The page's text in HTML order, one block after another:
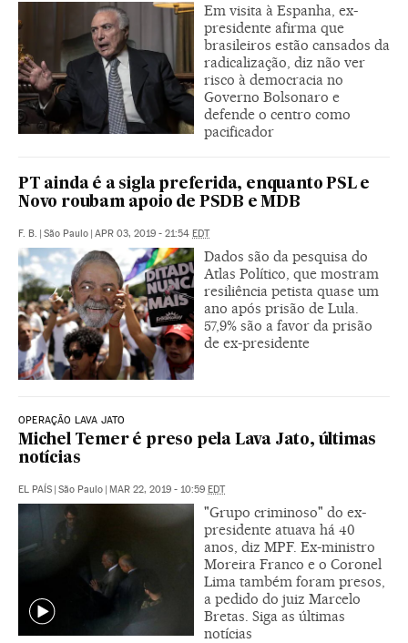
Em visita à Espanha, ex-
presidente afirma que
brasileiros estão cansados da
radicalização, diz não ver
risco à democracia no
Governo Bolsonaro e
defende o centro como
pacificador
PT ainda é a sigla preferida, enquanto PSL e
Novo roubam apoio de PSDB e MDB
F. B. | São Paulo | APR 03, 2019 - 21:54 EDT
Dados são da pesquisa do
Atlas Político, que mostram
resiliência petista quase um
ano após prisão de Lula.
57,9% são a favor da prisão
de ex-presidente
OPERAÇÃO LAVA JATO
Michel Temer é preso pela Lava Jato, últimas
notícias
EL PAÍS | São Paulo | MAR 22, 2019 - 10:59 EDT
"Grupo criminoso" do ex-
presidente atuava há 40
anos, diz MPF. Ex-ministro
Moreira Franco e o Coronel
Lima também foram presos,
a pedido do juiz Marcelo
Bretas. Siga as últimas
notícias